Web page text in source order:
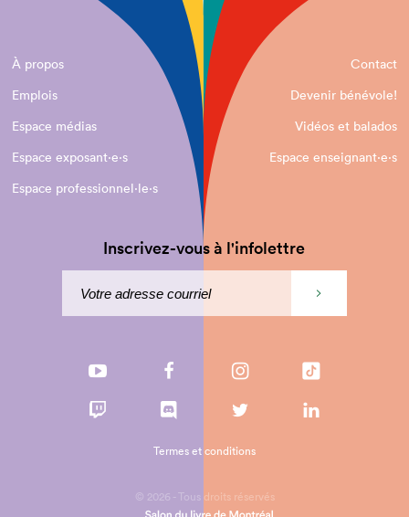
À propos
Contact
Emplois
Devenir bénévole!
Espace médias
Vidéos et balados
Espace exposant·e⋅s
Espace enseignant·e⋅s
Espace professionnel·le⋅s
Inscrivez-vous à l'infolettre
© 2026 - Tous droits réservés
Termes et conditions